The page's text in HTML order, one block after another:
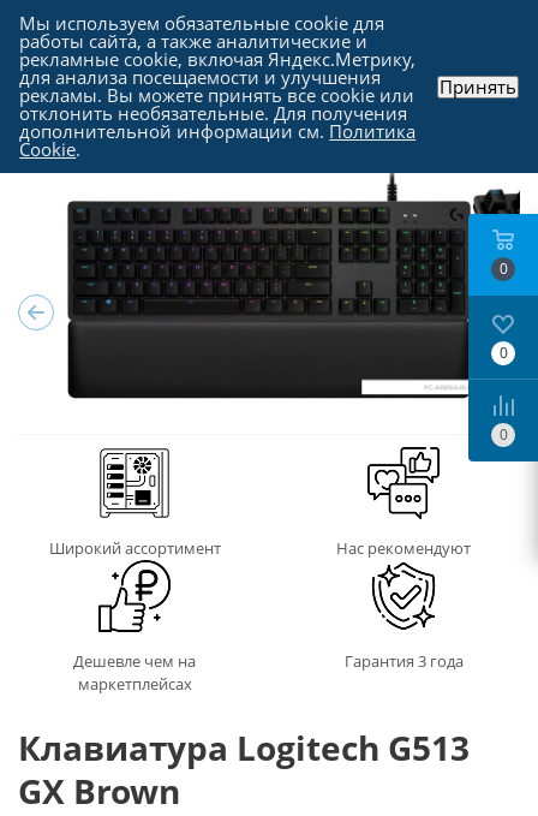
Каталог - Периферия - Клавиатуры
Широкий ассортимент Нас рекомендуют
Дешевле чем на
маркетплейсах
Гарантия 3 года
Клавиатура Logitech G513
GX Brown
0
0
0
Мы используем обязательные cookie для
работы сайта, а также аналитические и
рекламные cookie, включая Яндекс.Метрику,
для анализа посещаемости и улучшения
рекламы. Вы можете принять все cookie или
отклонить необязательные. Для получения
дополнительной информации см. Политика
Cookie.
Принять